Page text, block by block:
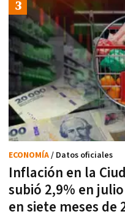
Inflación en la
subió 2,9% en
en siete meses de
ECONOMÍA/ Datos oficiales